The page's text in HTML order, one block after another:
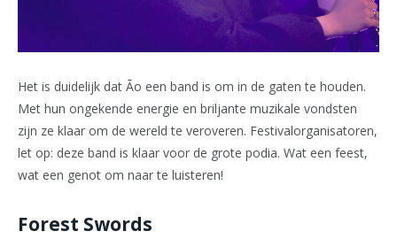
Het is duidelijk dat Ão een band is om in de gaten te houden.
Met hun ongekende energie en briljante muzikale vondsten
zijn ze klaar om de wereld te veroveren. Festivalorganisatoren,
let op: deze band is klaar voor de grote podia. Wat een feest,
wat een genot om naar te luisteren!
Forest Swords